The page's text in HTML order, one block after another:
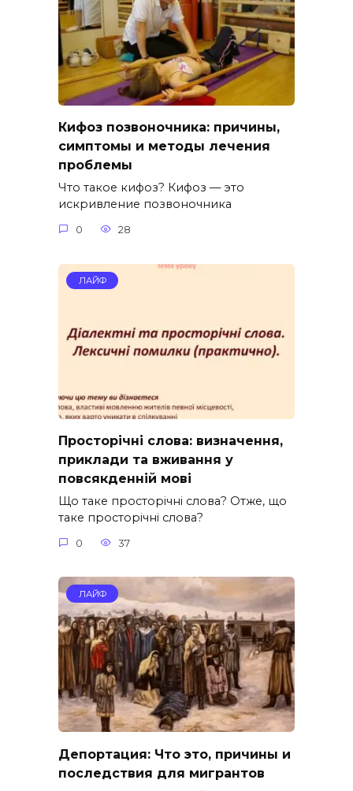
Кифоз позвоночника: причины,
симптомы и методы лечения
проблемы
Что такое кифоз? Кифоз — это
искривление позвоночника
0 28
ЛАЙФ
Просторічні слова: визначення,
приклади та вживання у
повсякденній мові
Що таке просторічні слова? Отже, що
таке просторічні слова?
0 37
ЛАЙФ
Депортация: Что это, причины и
последствия для мигрантов